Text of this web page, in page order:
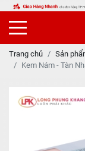
Trang chủ Sản
Kem Nám - Tàn